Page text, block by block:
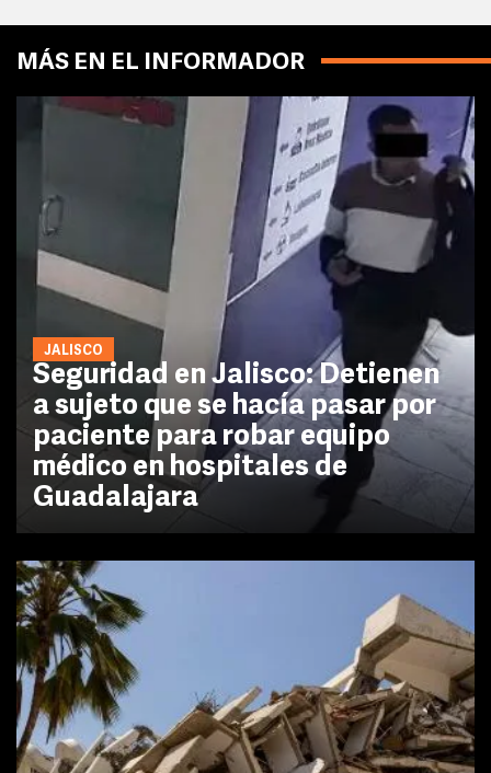
MÁS EN EL INFORMADOR
JALISCO
Seguridad en Jalisco: Detienen
a sujeto que se hacía pasar por
paciente para robar equipo
médico en hospitales de
Guadalajara